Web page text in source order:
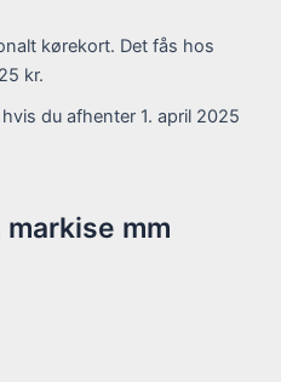
kørekort. Det fås hos
kr.
du afhenter 1. april 2025
mm